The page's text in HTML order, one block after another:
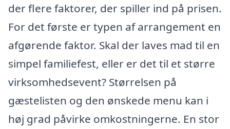
der flere faktorer, der spiller ind på prisen.
For det første er typen af arrangement en
afgørende faktor. Skal der laves mad til en
simpel familiefest, eller er det til et større
virksomhedsevent? Størrelsen på
gæstelisten og den ønskede menu kan i
høj grad påvirke omkostningerne. En stor